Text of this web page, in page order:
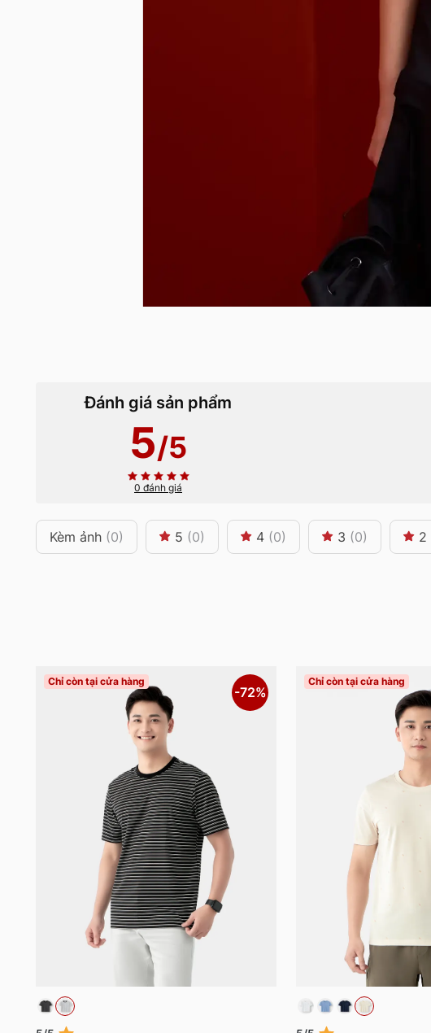
Đánh giá sản phẩm
5/5
0 đánh giá
Kèm ảnh (0) 5 (0) 4 (0) 3 (0) 2
Chỉ còn tại cửa hàng
-72%
Chỉ còn tại cửa hàng